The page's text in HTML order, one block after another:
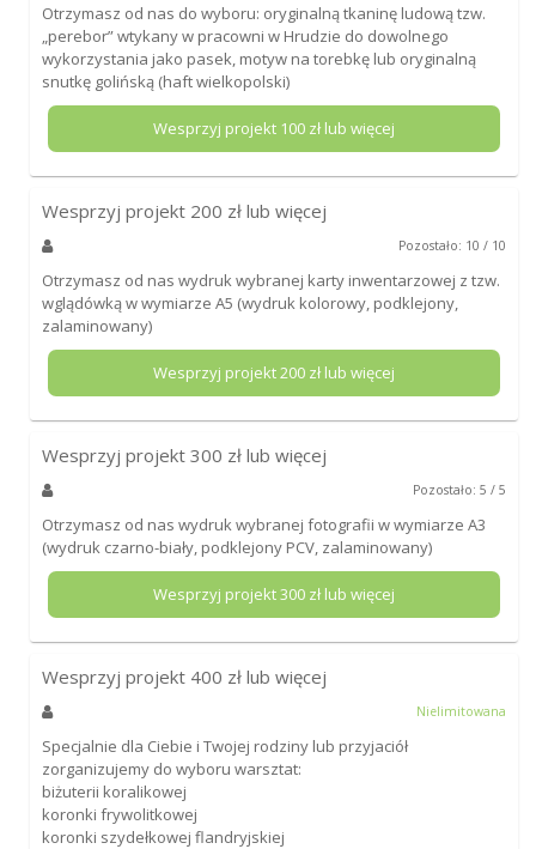
Otrzymasz od nas do wyboru: oryginalną tkaninę ludową tzw.
„perebor” wtykany w pracowni w Hrudzie do dowolnego
wykorzystania jako pasek, motyw na torebkę lub oryginalną
snutkę golińską (haft wielkopolski)
Wesprzyj projekt 100zł lub więcej
Wesprzyj projekt 200 zł lub więcej
Pozostało: 10 / 10
Otrzymasz od nas wydruk wybranej karty inwentarzowej z tzw.
wglądówką w wymiarze A5 (wydruk kolorowy, podklejony,
zalaminowany)
Wesprzyj projekt200zł lub więcej
Wesprzyj projekt 300 zł lub więcej
Pozostało: 5 / 5
Otrzymasz od nas wydruk wybranej fotografii w wymiarze A3
(wydruk czarno-biały, podklejony PCV, zalaminowany)
Wesprzyj projekt300zł lub więcej
Wesprzyj projekt 400 zł lub więcej
Nielimitowana
Specjalnie dla Ciebie i Twojej rodziny lub przyjaciół
zorganizujemy do wyboru warsztat:
biżuterii koralikowej
koronki frywolitkowej
koronki szydełkowej flandryjskiej